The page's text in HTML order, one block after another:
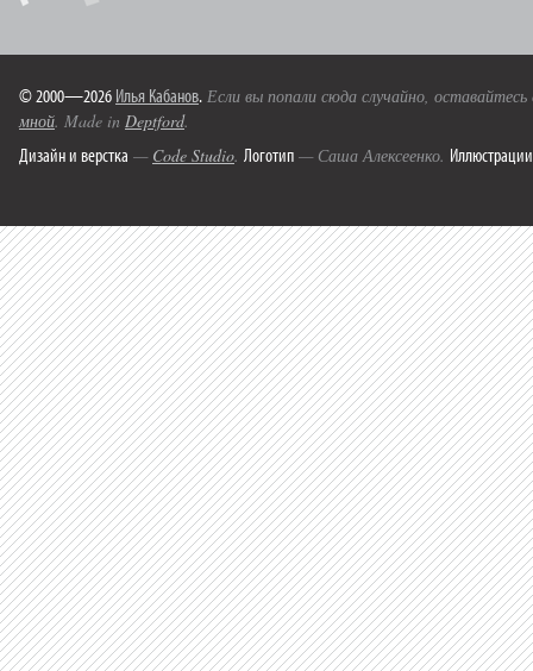
© 2000—2026 Илья Кабанов. Если вы попали сюда случайно,
мной. Made in Deptford.
Дизайн и верстка — Code Studio. Логотип — Саша Алексеенко. Иллюстрации